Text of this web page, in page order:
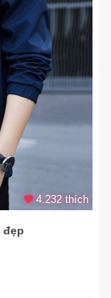
4.232 thích
đẹp